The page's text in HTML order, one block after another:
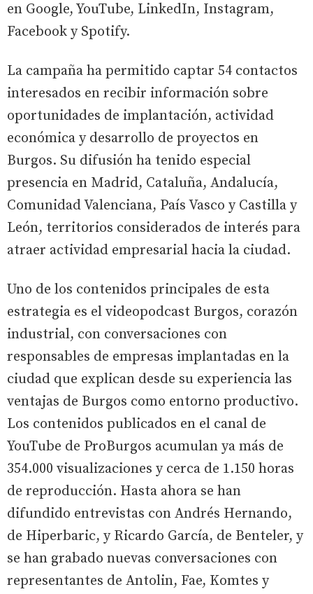
en Google, YouTube, LinkedIn, Instagram,
Facebook y Spotify.
La campaña ha permitido captar 54 contactos
interesados en recibir información sobre
oportunidades de implantación, actividad
económica y desarrollo de proyectos en
Burgos. Su difusión ha tenido especial
presencia en Madrid, Cataluña, Andalucía,
Comunidad Valenciana, País Vasco y Castilla y
León, territorios considerados de interés para
atraer actividad empresarial hacia la ciudad.
Uno de los contenidos principales de esta
estrategia es el videopodcast Burgos, corazón
industrial, con conversaciones con
responsables de empresas implantadas en la
ciudad que explican desde su experiencia las
ventajas de Burgos como entorno productivo.
Los contenidos publicados en el canal de
YouTube de ProBurgos acumulan ya más de
354.000 visualizaciones y cerca de 1.150 horas
de reproducción. Hasta ahora se han
difundido entrevistas con Andrés Hernando,
de Hiperbaric, y Ricardo García, de Benteler, y
se han grabado nuevas conversaciones con
representantes de Antolin, Fae, Komtes y